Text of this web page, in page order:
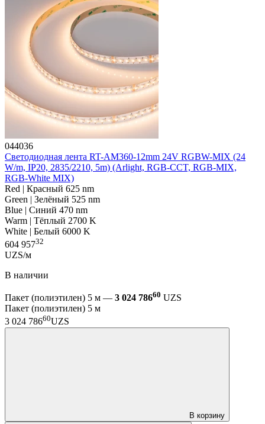
044036
Светодиодная лента RT-AM360-12mm 24V RGBW-MIX (24
W/m, IP20, 2835/2210, 5m) (Arlight, RGB-CCT, RGB-MIX,
RGB-White MIX)
Red | Красный 625 nm
Green | Зелёный 525 nm
Blue | Синий 470 nm
Warm | Тёплый 2700 K
White | Белый 6000 K
604 95732
UZS/м
В наличии
Пакет (полиэтилен) 5 м — 3 024 78660 UZS
Пакет (полиэтилен) 5 м
3 024 78660UZS
В корзину